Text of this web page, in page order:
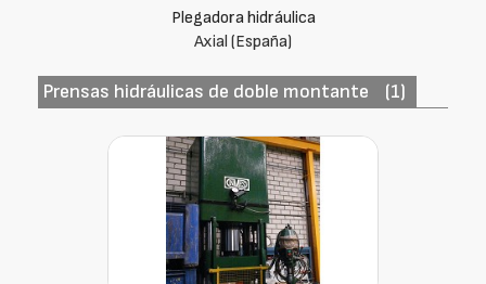
Plegadora hidráulica
Gasparini (Italia) PBS 105
Prensas hidráulicas de doble montante (1)